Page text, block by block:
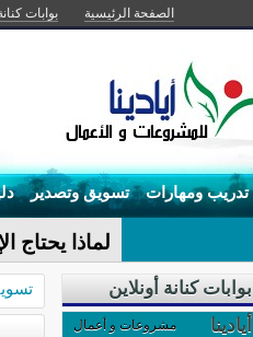
الصفحة الرئيسية بوابات
تدريب ومهارات تسويق وتصدير
_
بوابات كنانة أونلاين
أيادينا
مشروعات و أعمال